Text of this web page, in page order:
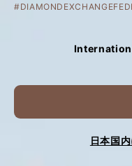
日本国